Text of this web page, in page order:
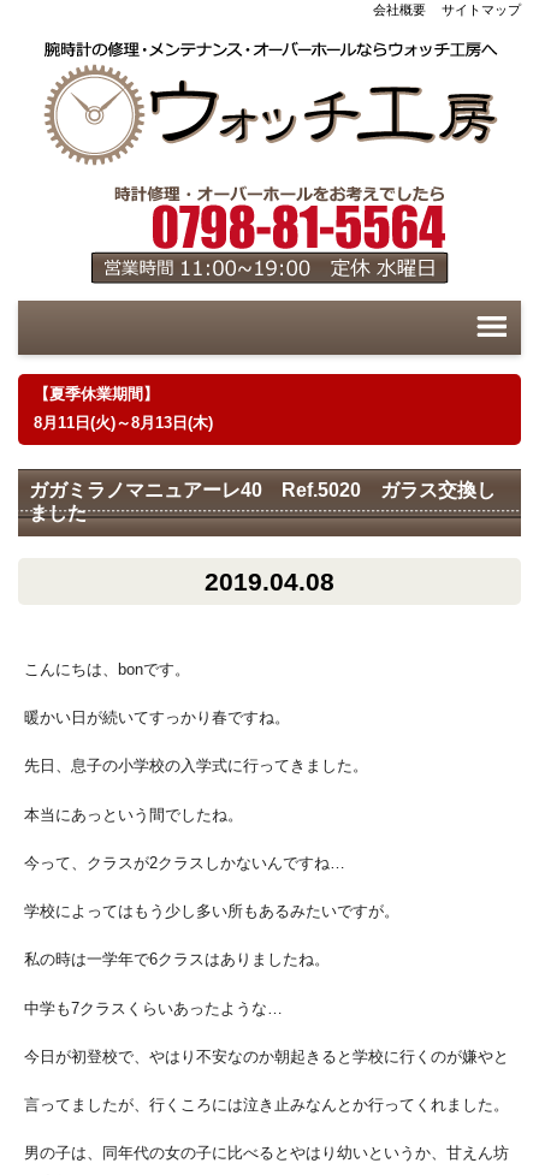
会社概要 サイトマップ
【夏季休業期間】
8月11日(火)～8月13日(木)
ガガミラノマニュアーレ40 Ref.5020 ガラス交換し
ました
2019.04.08
こんにちは、bonです。
暖かい日が続いてすっかり春ですね。
先日、息子の小学校の入学式に行ってきました。
本当にあっという間でしたね。
今って、クラスが2クラスしかないんですね…
学校によってはもう少し多い所もあるみたいですが。
私の時は一学年で6クラスはありましたね。
中学も7クラスくらいあったような…
今日が初登校で、やはり不安なのか朝起きると学校に行くのが嫌やと
言ってましたが、行くころには泣き止みなんとか行ってくれました。
男の子は、同年代の女の子に比べるとやはり幼いというか、甘えん坊